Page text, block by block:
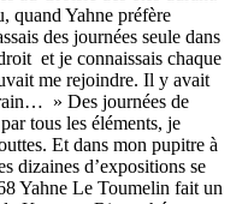
quand Yahne préfère
des journées seule dans
et je connaissais chaque
me rejoindre. Il y avait
» Des journées de
tous les éléments, je
Et dans mon pupitre à
dizaines d’expositions se
Yahne Le Toumelin fait un